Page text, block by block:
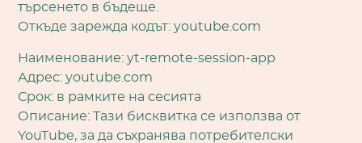
търсенето в бъдеще.
Откъде зарежда кодът: youtube.com
Наименование: yt-remote-session-app
Адрес: youtube.com
Срок: в рамките на сесията
Описание: Тази бисквитка се използва от
YouTube, за да съхранява потребителски